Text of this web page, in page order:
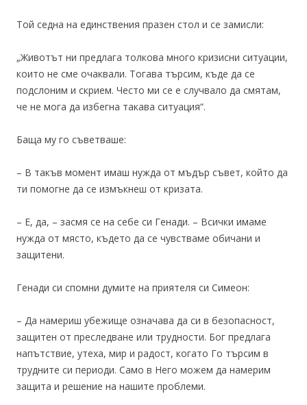
Той седна на единствения празен стол и се замисли:
„Животът ни предлага толкова много кризисни ситуации,
които не сме очаквали. Тогава търсим, къде да се
подслоним и скрием. Често ми се е случвало да смятам,
че не мога да избегна такава ситуация“.
Баща му го съветваше:
– В такъв момент имаш нужда от мъдър съвет, който да
ти помогне да се измъкнеш от кризата.
– Е, да, – засмя се на себе си Генади. – Всички имаме
нужда от място, където да се чувстваме обичани и
защитени.
Генади си спомни думите на приятеля си Симеон:
– Да намериш убежище означава да си в безопасност,
защитен от преследване или трудности. Бог предлага
напътствие, утеха, мир и радост, когато Го търсим в
трудните си периоди. Само в Него можем да намерим
защита и решение на нашите проблеми.